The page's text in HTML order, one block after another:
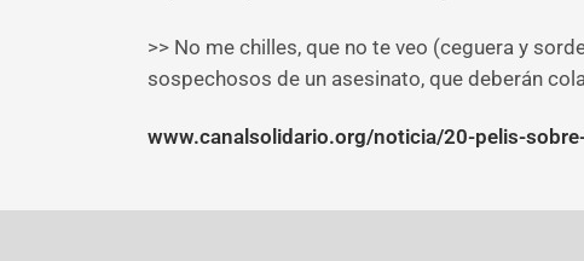
>> No me chilles, que no te veo (ceguera y
sospechosos de un asesinato, que deberán
www.canalsolidario.org/noticia/20-pelis-